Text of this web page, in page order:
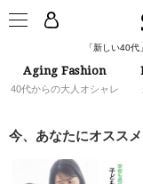
「新しい40
Aging Fashion
40代からの大人オシャレ
今、あなたにオススメ